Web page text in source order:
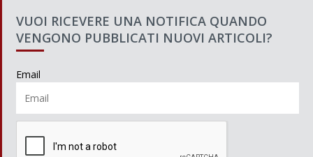
VUOI RICEVERE UNA NOTIFICA QUANDO
VENGONO PUBBLICATI NUOVI ARTICOLI?
Email